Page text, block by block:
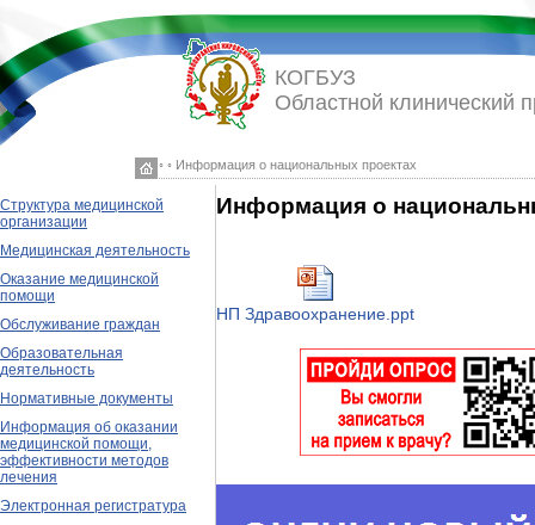
◦ ◦ Информация о национальных проектах
КОГБУЗ
Областной клинический
Структура медицинской
организации
Медицинская деятельность
Оказание медицинской
помощи
Обслуживание граждан
Образовательная
деятельность
Нормативные документы
Информация об оказании
медицинской помощи,
эффективности методов
лечения
Электронная регистратура
Информация о
НП Здравоохранение.ppt